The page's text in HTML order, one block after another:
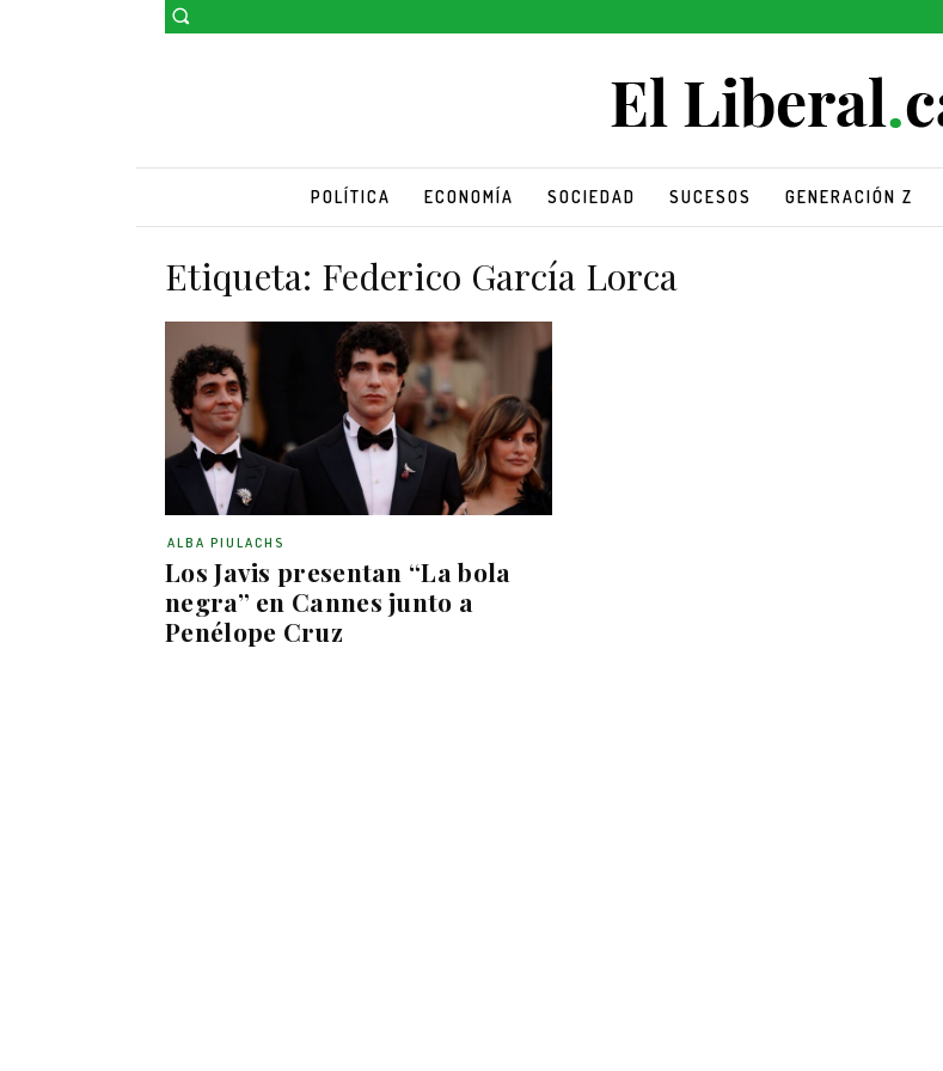
POLÍTICA ECONOMÍA SOCIEDAD SUCESOS GENERACIÓN Z
Etiqueta: Federico García Lorca
Los Javis presentan “La bola
negra” en Cannes junto a
Penélope Cruz
ALBA PIULACHS